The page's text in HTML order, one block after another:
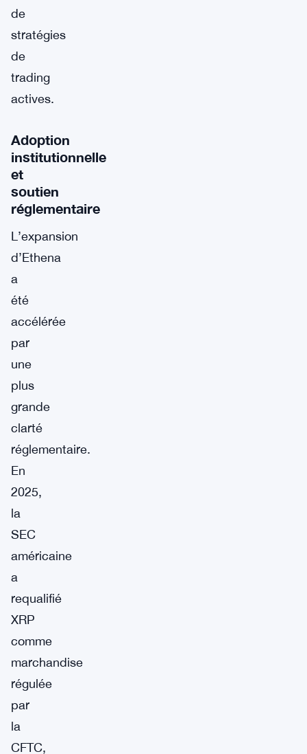
de
stratégies
de
trading
actives.
Adoption
institutionnelle
et
soutien
réglementaire
L’expansion
d’Ethena
a
été
accélérée
par
une
plus
grande
clarté
réglementaire.
En
2025,
la
SEC
américaine
a
requalifié
XRP
comme
marchandise
régulée
par
la
CFTC,